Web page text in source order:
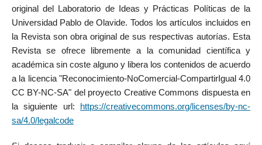
original del Laboratorio de Ideas y Prácticas Políticas de la
Universidad Pablo de Olavide. Todos los artículos incluidos en
la Revista son obra original de sus respectivas autorías. Esta
Revista se ofrece libremente a la comunidad científica y
académica sin coste alguno y libera los contenidos de acuerdo
a la licencia "Reconocimiento-NoComercial-CompartirIgual 4.0
CC BY-NC-SA" del proyecto Creative Commons dispuesta en
la siguiente url:
https://creativecommons.org/licenses/by-nc-
sa/4.0/legalcode